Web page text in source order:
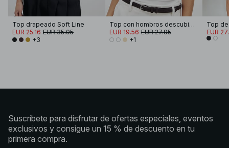
Top drapeado Soft Line
EUR 25.16 EUR 35.95
+3
Top con hombros descubiertos trenzado
EUR 19.56 EUR 27.95
+1
Top
EUR
Suscríbete para disfrutar de ofertas especiales, eventos
exclusivos y consigue un 15 % de descuento en tu
primera compra.